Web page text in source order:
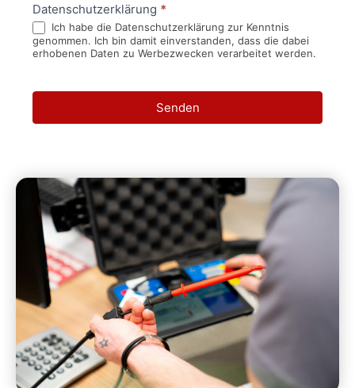
Datenschutzerklärung *
Ich habe die Datenschutzerklärung zur Kenntnis
genommen. Ich bin damit einverstanden, dass die dabei
erhobenen Daten zu Werbezwecken verarbeitet werden.
Senden